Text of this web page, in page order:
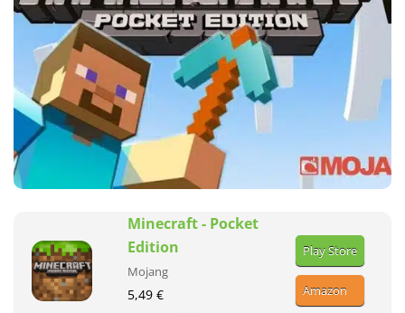
Minecraft - Pocket
Edition
Mojang
5,49 €
Play Store
Amazon